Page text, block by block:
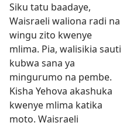
Siku tatu baadaye,
Waisraeli waliona radi na
wingu zito kwenye
mlima. Pia, walisikia sauti
kubwa sana ya
mingurumo na pembe.
Kisha Yehova akashuka
kwenye mlima katika
moto. Waisraeli